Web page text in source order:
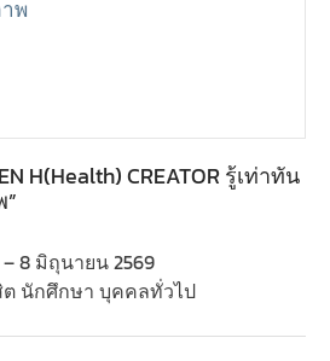
H(Health) CREATOR รู้เท่าทัน
8 มิถุนายน 2569
นักศึกษา บุคคลทั่วไป